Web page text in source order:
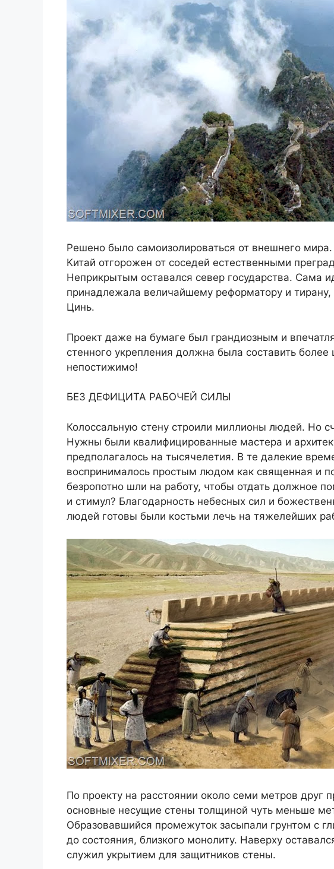
Решено было самоизолироваться от внешнего
Китай отгорожен от соседей естественными
Неприкрытым оставался север государства. Сама
принадлежала величайшему реформатору и
Цинь.
Проект даже на бумаге был грандиозным и
стенного укрепления должна была составить
непостижимо!
БЕЗ ДЕФИЦИТА РАБОЧЕЙ СИЛЫ
Колоссальную стену строили миллионы людей. Но
Нужны были квалифицированные мастера и
предполагалось на тысячелетия. В те далекие
воспринималось простым людом как священная и
безропотно шли на работу, чтобы отдать должное
и стимул? Благодарность небесных сил и
людей готовы были костьми лечь на тяжелейших
По проекту на расстоянии около семи метров друг
основные несущие стены толщиной чуть меньше
Образовавшийся промежуток засыпали грунтом с
до состояния, близкого монолиту. Наверху
служил укрытием для защитников стены.